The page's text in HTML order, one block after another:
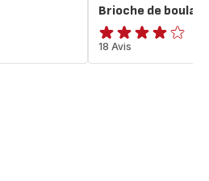
Brioche de
Avis
4
18 Avis